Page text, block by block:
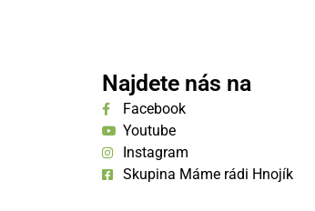
Najdete nás na
Facebook
Youtube
Instagram
Skupina Máme rádi Hnojík